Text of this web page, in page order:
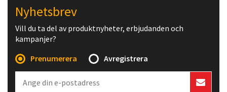
Nyhetsbrev
Vill du ta del av produktnyheter, erbjudanden och
kampanjer?
Prenumerera
Avregistrera